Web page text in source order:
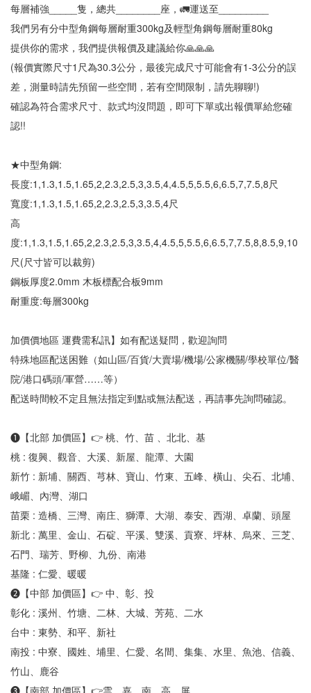
每層補強_____隻，總共________座，🚛運送至_________
我們另有分中型角鋼每層耐重300kg及輕型角鋼每層耐重80kg
提供你的需求，我們提供報價及建議給你🙏🙏🙏
(報價實際尺寸1尺為30.3公分，最後完成尺寸可能會有1-3公分的誤
差，測量時請先預留一些空間，若有空間限制，請先聊聊!)
確認為符合需求尺寸、款式均沒問題，即可下單或出報價單給您確
認!!
★中型角鋼:
長度:1,1.3,1.5,1.65,2,2.3,2.5,3,3.5,4,4.5,5,5.5,6,6.5,7,7.5,8尺
寬度:1,1.3,1.5,1.65,2,2.3,2.5,3,3.5,4尺
高
度:1,1.3,1.5,1.65,2,2.3,2.5,3,3.5,4,4.5,5,5.5,6,6.5,7,7.5,8,8.5,9,10
尺(尺寸皆可以裁剪)
鋼板厚度2.0mm 木板標配合板9mm
耐重度:每層300kg
加價價地區 運費需私訊】如有配送疑問，歡迎詢問
特殊地區配送困難（如山區/百貨/大賣場/機場/公家機關/學校單位/醫
院/港口碼頭/軍營……等）
配送時間較不定且無法指定到點或無法配送，再請事先詢問確認。
❶【北部 加價區】👉 桃、竹、苗 、北北、基
桃 : 復興、觀音、大溪、新屋、龍潭、大園
新竹 : 新埔、關西、芎林、寶山、竹東、五峰、橫山、尖石、北埔、
峨嵋、內灣、湖口
苗栗 : 造橋、三灣、南庄、獅潭、大湖、泰安、西湖、卓蘭、頭屋
新北 : 萬里、金山、石碇、平溪、雙溪、貢寮、坪林、烏來、三芝、
石門、瑞芳、野柳、九份、南港
基隆 : 仁愛、暖暖
❷【中部 加價區】👉 中、彰、投
彰化 : 溪州、竹塘、二林、大城、芳苑、二水
台中 : 東勢、和平、新社
南投 : 中寮、國姓、埔里、仁愛、名間、集集、水里、魚池、信義、
竹山、鹿谷
❸【南部 加價區】👉雲、嘉、南、高、屏